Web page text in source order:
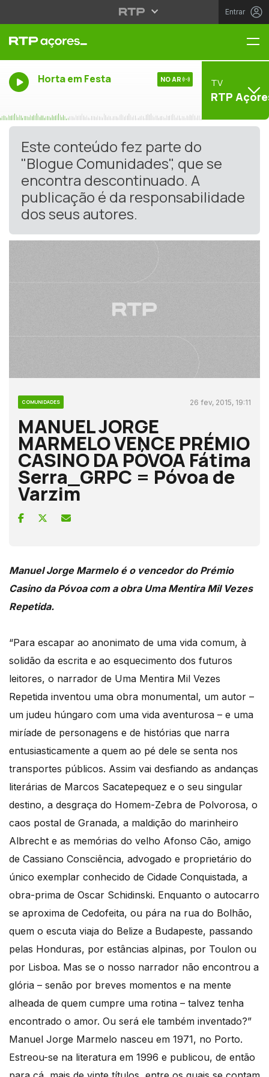
Entrar
Horta em Festa NO AR TV
RTP
Este conteúdo fez parte do
"Blogue Comunidades", que se
encontra descontinuado. A
publicação é da responsabilidade
dos seus autores.
COMUNIDADES 26 fev, 2015, 19:11
MANUEL JORGE
MARMELO VENCE PRÉMIO
CASINO DA PÓVOA Fátima
Serra_GRPC = Póvoa de
Varzim
Manuel Jorge Marmelo é o vencedor do Prémio
Casino da Póvoa com a obra Uma Mentira Mil Vezes
Repetida.
“Para escapar ao anonimato de uma vida comum, à
solidão da escrita e ao esquecimento dos futuros
leitores, o narrador de Uma Mentira Mil Vezes
Repetida inventou uma obra monumental, um autor –
um judeu húngaro com uma vida aventurosa – e uma
miríade de personagens e de histórias que narra
entusiasticamente a quem ao pé dele se senta nos
transportes públicos. Assim vai desfiando as andanças
literárias de Marcos Sacatepequez e o seu singular
destino, a desgraça do Homem-Zebra de Polvorosa, o
caos postal de Granada, a maldição do marinheiro
Albrecht e as memórias do velho Afonso Cão, amigo
de Cassiano Consciência, advogado e proprietário do
único exemplar conhecido de Cidade Conquistada, a
obra-prima de Oscar Schidinski. Enquanto o autocarro
se aproxima de Cedofeita, ou pára na rua do Bolhão,
quem o escuta viaja do Belize a Budapeste, passando
pelas Honduras, por estâncias alpinas, por Toulon ou
por Lisboa. Mas se o nosso narrador não encontrou a
glória – senão por breves momentos e na mente
alheada de quem cumpre uma rotina – talvez tenha
encontrado o amor. Ou será ele também inventado?”
Manuel Jorge Marmelo nasceu em 1971, no Porto.
Estreou-se na literatura em 1996 e publicou, de então